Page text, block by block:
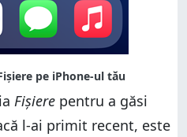
Fișiere pentru a găsi
l-ai primit recent, este